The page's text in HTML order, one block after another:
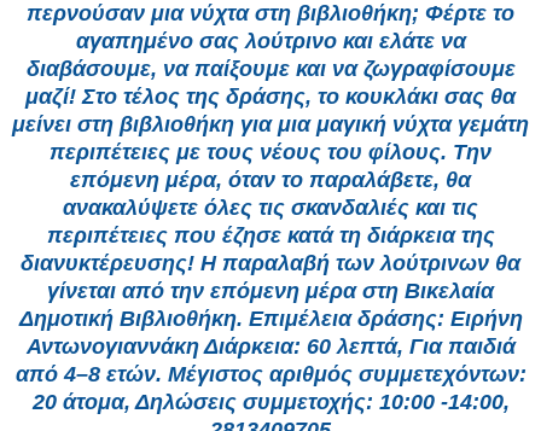
περνούσαν μια νύχτα στη βιβλιοθήκη; Φέρτε το
αγαπημένο σας λούτρινο και ελάτε να
διαβάσουμε, να παίξουμε και να ζωγραφίσουμε
μαζί! Στο τέλος της δράσης, το κουκλάκι σας θα
μείνει στη βιβλιοθήκη για μια μαγική νύχτα γεμάτη
περιπέτειες με τους νέους του φίλους. Την
επόμενη μέρα, όταν το παραλάβετε, θα
ανακαλύψετε όλες τις σκανδαλιές και τις
περιπέτειες που έζησε κατά τη διάρκεια της
διανυκτέρευσης! Η παραλαβή των λούτρινων θα
γίνεται από την επόμενη μέρα στη Βικελαία
Δημοτική Βιβλιοθήκη. Επιμέλεια δράσης: Ειρήνη
Αντωνογιαννάκη Διάρκεια: 60 λεπτά, Για παιδιά
από 4–8 ετών. Μέγιστος αριθμός συμμετεχόντων:
20 άτομα, Δηλώσεις συμμετοχής: 10:00 -14:00,